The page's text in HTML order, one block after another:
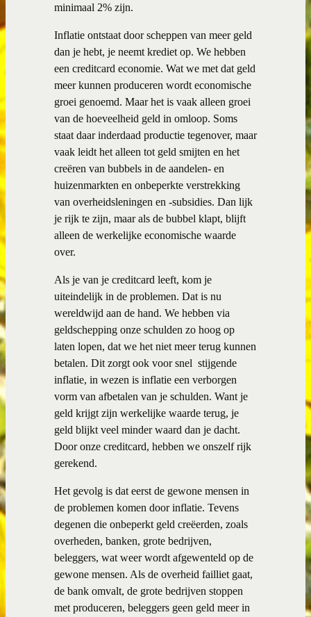
minimaal 2% zijn.
Inflatie ontstaat door scheppen van meer geld
dan je hebt, je neemt krediet op. We hebben
een creditcard economie. Wat we met dat geld
meer kunnen produceren wordt economische
groei genoemd. Maar het is vaak alleen groei
van de hoeveelheid geld in omloop. Soms
staat daar inderdaad productie tegenover, maar
vaak leidt het alleen tot geld smijten en het
creëren van bubbels in de aandelen- en
huizenmarkten en onbeperkte verstrekking
van overheidsleningen en -subsidies. Dan lijk
je rijk te zijn, maar als de bubbel klapt, blijft
alleen de werkelijke economische waarde
over.
Als je van je creditcard leeft, kom je
uiteindelijk in de problemen. Dat is nu
wereldwijd aan de hand. We hebben via
geldschepping onze schulden zo hoog op
laten lopen, dat we het niet meer terug kunnen
betalen. Dit zorgt ook voor snel stijgende
inflatie, in wezen is inflatie een verborgen
vorm van afbetalen van je schulden. Want je
geld krijgt zijn werkelijke waarde terug, je
geld blijkt veel minder waard dan je dacht.
Door onze creditcard, hebben we onszelf rijk
gerekend.
Het gevolg is dat eerst de gewone mensen in
de problemen komen door inflatie. Tevens
degenen die onbeperkt geld creëerden, zoals
overheden, banken, grote bedrijven,
beleggers, wat weer wordt afgewenteld op de
gewone mensen. Als de overheid failliet gaat,
de bank omvalt, de grote bedrijven stoppen
met produceren, beleggers geen geld meer in